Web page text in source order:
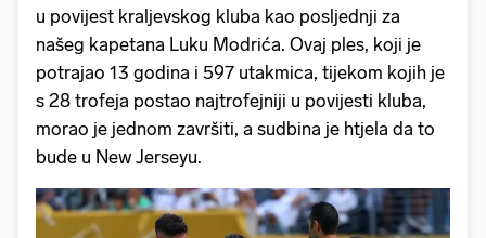
u povijest kraljevskog kluba kao posljednji za
našeg kapetana Luku Modrića. Ovaj ples, koji je
potrajao 13 godina i 597 utakmica, tijekom kojih je
s 28 trofeja postao najtrofejniji u povijesti kluba,
morao je jednom završiti, a sudbina je htjela da to
bude u New Jerseyu.